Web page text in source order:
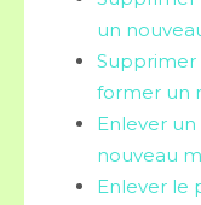
un
Supprimer
former un
Enlever
nouveau
Enlever le